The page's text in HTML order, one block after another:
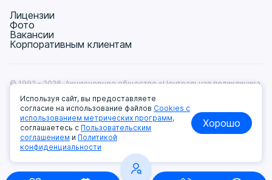
Лицензии
Фото
Вакансии
Корпоративным клиентам
© 1992 - 2026, Акционерное общество «Центральная поликлиника
от 11.12.2018г.
Пользовательское соглашение
Политика обработки и защиты персональных данных
Мы принимаем к оплате:
Используя сайт, вы предоставляете
согласие на использование файлов Cookies с
использованием метрических программ,
соглашаетесь с Пользовательским
соглашением и Политикой
конфиденциальности
Хорошо